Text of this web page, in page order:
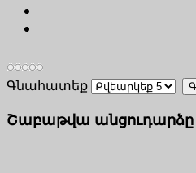
Գնահատեք
Շաբաթվա անցուդարձը